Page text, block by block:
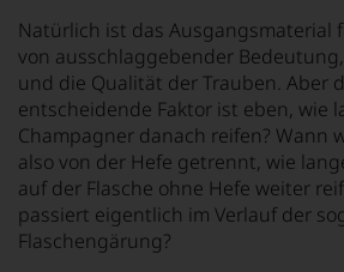
Natürlich ist das Ausgangsmaterial
von ausschlaggebender
und die Qualität der Trauben. Aber
entscheidende Faktor ist eben, wie
Champagner danach reifen? Wann
also von der Hefe getrennt, wie
auf der Flasche ohne Hefe weiter
passiert eigentlich im Verlauf der
Flaschengärung?